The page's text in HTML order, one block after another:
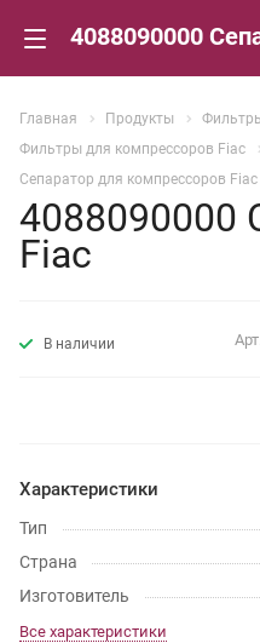
Главная Продукты
Фильтры для компрессоров Fiac
Сепаратор для компрессоров Fiac
4088090000
Fiac
В наличии
Характеристики
Тип
Страна
Изготовитель
Все характеристики